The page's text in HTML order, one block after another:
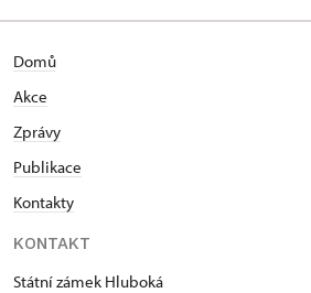
Domů
Akce
Zprávy
Publikace
Kontakty
KONTAKT
Státní zámek Hluboká